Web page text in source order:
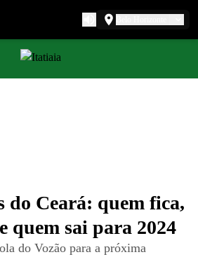
do Ceará: quem fica,
quem sai para 2024
do Vozão para a próxima